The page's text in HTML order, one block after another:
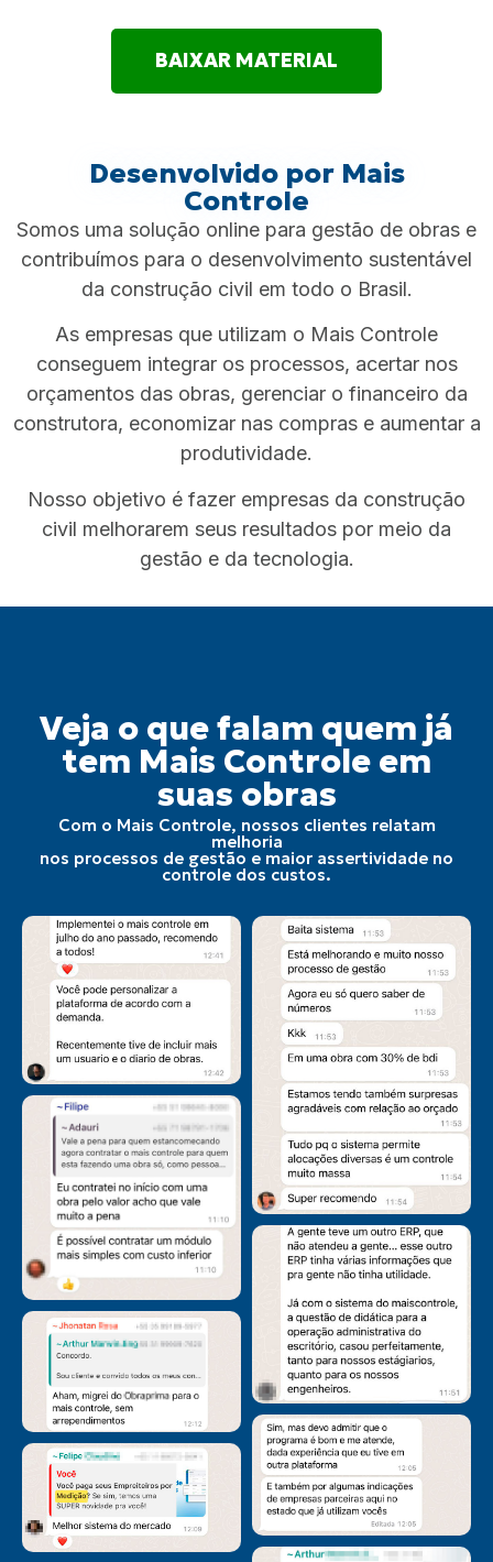
BAIXAR MATERIAL
Desenvolvido por Mais
Controle
Somos uma solução online para gestão de obras e
contribuímos para o desenvolvimento sustentável
da construção civil em todo o Brasil.
As empresas que utilizam o Mais Controle
conseguem integrar os processos, acertar nos
orçamentos das obras, gerenciar o financeiro da
construtora, economizar nas compras e aumentar a
produtividade.
Nosso objetivo é fazer empresas da construção
civil melhorarem seus resultados por meio da
gestão e da tecnologia.
Veja o que falam quem já
tem Mais Controle em
suas obras
Com o Mais Controle, nossos clientes relatam
melhoria
nos processos de gestão e maior assertividade no
controle dos custos.